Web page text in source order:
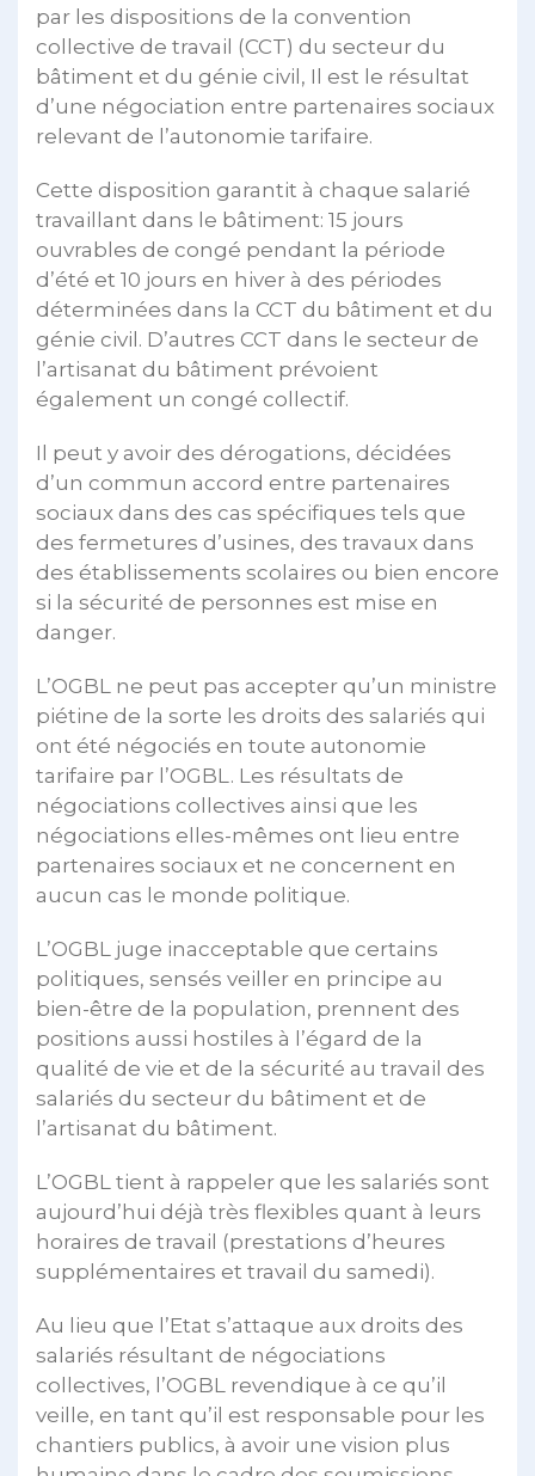
par les dispositions de la convention
collective de travail (CCT) du secteur du
bâtiment et du génie civil, Il est le résultat
d’une négociation entre partenaires sociaux
relevant de l’autonomie tarifaire.
Cette disposition garantit à chaque salarié
travaillant dans le bâtiment: 15 jours
ouvrables de congé pendant la période
d’été et 10 jours en hiver à des périodes
déterminées dans la CCT du bâtiment et du
génie civil. D’autres CCT dans le secteur de
l’artisanat du bâtiment prévoient
également un congé collectif.
Il peut y avoir des dérogations, décidées
d’un commun accord entre partenaires
sociaux dans des cas spécifiques tels que
des fermetures d’usines, des travaux dans
des établissements scolaires ou bien encore
si la sécurité de personnes est mise en
danger.
L’OGBL ne peut pas accepter qu’un ministre
piétine de la sorte les droits des salariés qui
ont été négociés en toute autonomie
tarifaire par l’OGBL. Les résultats de
négociations collectives ainsi que les
négociations elles-mêmes ont lieu entre
partenaires sociaux et ne concernent en
aucun cas le monde politique.
L’OGBL juge inacceptable que certains
politiques, sensés veiller en principe au
bien-être de la population, prennent des
positions aussi hostiles à l’égard de la
qualité de vie et de la sécurité au travail des
salariés du secteur du bâtiment et de
l’artisanat du bâtiment.
L’OGBL tient à rappeler que les salariés sont
aujourd’hui déjà très flexibles quant à leurs
horaires de travail (prestations d’heures
supplémentaires et travail du samedi).
Au lieu que l’Etat s’attaque aux droits des
salariés résultant de négociations
collectives, l’OGBL revendique à ce qu’il
veille, en tant qu’il est responsable pour les
chantiers publics, à avoir une vision plus